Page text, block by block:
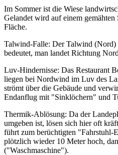
Im Sommer ist die Wiese
Gelandet wird auf einem gemähten
Fläche.
Talwind-Falle: Der Talwind (Nord)
bedeutet, man landet Richtung
Luv-Hindernisse: Das Restaurant
liegen bei Nordwind im Luv des
strömt über die Gebäude und
Endanflug mit "Sinklöchern" und
Thermik-Ablösung: Da der
umgeben ist, lösen sich hier oft
führt zum berüchtigten "Fahrstuhl-
plötzlich wieder 10 Meter hoch,
("Waschmaschine").